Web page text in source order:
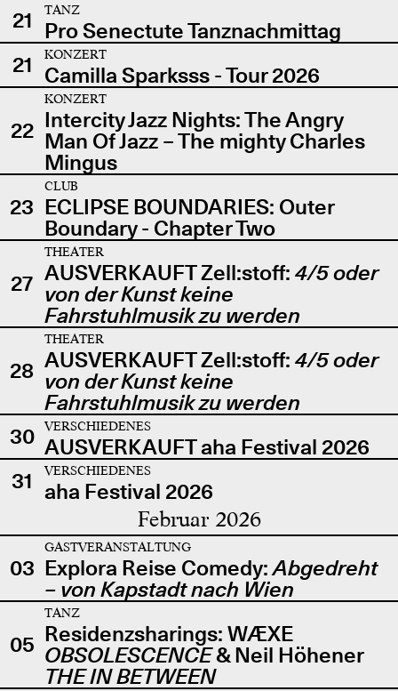
21
TANZ
Pro Senectute Tanznachmittag
21
KONZERT
Camilla Sparksss - Tour 2026
22
KONZERT
Intercity Jazz Nights: The Angry
Man Of Jazz – The mighty Charles
Mingus
23
CLUB
ECLIPSE BOUNDARIES: Outer
Boundary - Chapter Two
27
THEATER
AUSVERKAUFT Zell:stoff: 4/5 oder
von der Kunst keine
Fahrstuhlmusik zu werden
28
THEATER
AUSVERKAUFT Zell:stoff: 4/5 oder
von der Kunst keine
Fahrstuhlmusik zu werden
30
VERSCHIEDENES
AUSVERKAUFT aha Festival 2026
31
VERSCHIEDENES
aha Festival 2026
Februar 2026
03
GASTVERANSTALTUNG
Explora Reise Comedy:Abgedreht
– von Kapstadt nach Wien
05
TANZ
Residenzsharings: WÆXE
OBSOLESCENCE& Neil Höhener
THE IN BETWEEN